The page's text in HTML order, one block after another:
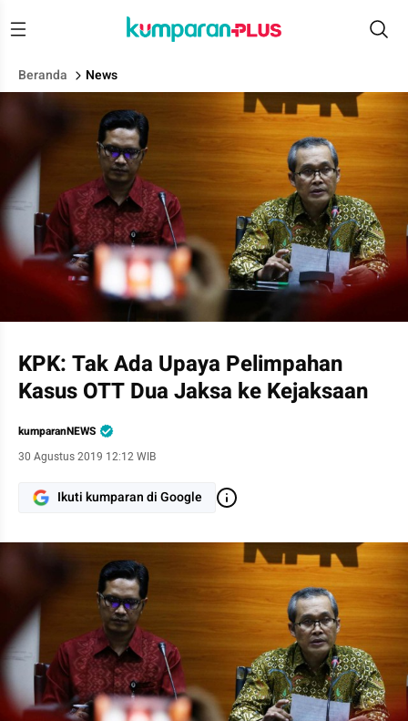
Beranda News
KPK: Tak Ada Upaya Pelimpahan
Kasus OTT Dua Jaksa ke Kejaksaan
kumparanNEWS
30 Agustus 2019 12:12 WIB
Ikuti kumparan di Google